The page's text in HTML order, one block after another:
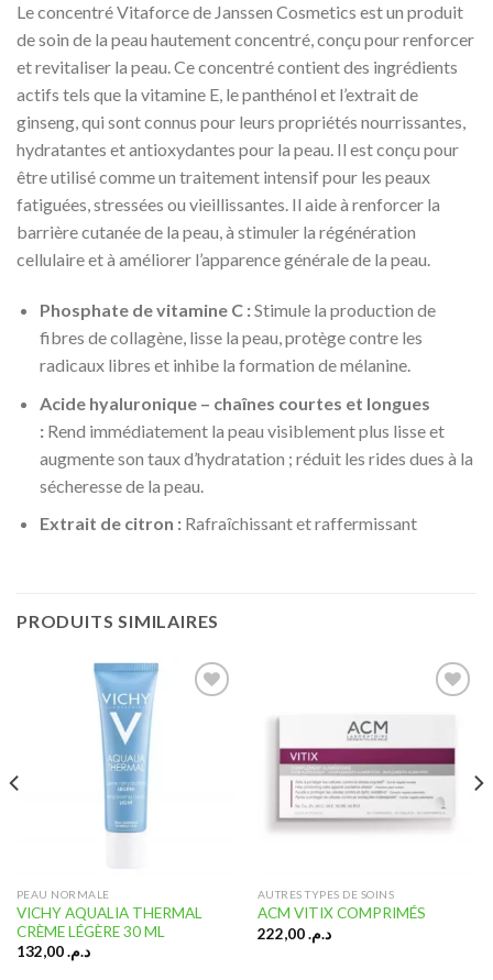
Le concentré Vitaforce de Janssen Cosmetics est un produit
de soin de la peau hautement concentré, conçu pour renforcer
et revitaliser la peau. Ce concentré contient des ingrédients
actifs tels que la vitamine E, le panthénol et l’extrait de
ginseng, qui sont connus pour leurs propriétés nourrissantes,
hydratantes et antioxydantes pour la peau. Il est conçu pour
être utilisé comme un traitement intensif pour les peaux
fatiguées, stressées ou vieillissantes. Il aide à renforcer la
barrière cutanée de la peau, à stimuler la régénération
cellulaire et à améliorer l’apparence générale de la peau.
Phosphate de vitamine C :Stimule la production de
fibres de collagène, lisse la peau, protège contre les
radicaux libres et inhibe la formation de mélanine.
Acide hyaluronique – chaînes courtes et longues
:Rend immédiatement la peau visiblement plus lisse et
augmente son taux d’hydratation ; réduit les rides dues à la
sécheresse de la peau.
Extrait de citron :Rafraîchissant et raffermissant
PRODUITS SIMILAIRES
PEAU NORMALE
VICHY AQUALIA THERMAL
CRÈME LÉGÈRE 30 ML
د.م.132,00
Ajouter
à la liste
d’envies
AUTRES TYPES DE SOINS
ACM VITIX COMPRIMÉS
د.م.222,00